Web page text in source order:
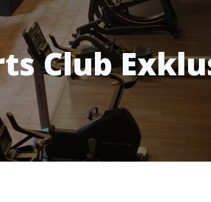
Club